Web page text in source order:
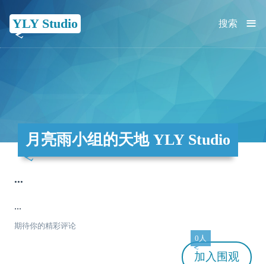
YLY Studio ≡
搜索
月亮雨小组的天地 YLY Studio
...
...
期待你的精彩评论
加入
0人
围观